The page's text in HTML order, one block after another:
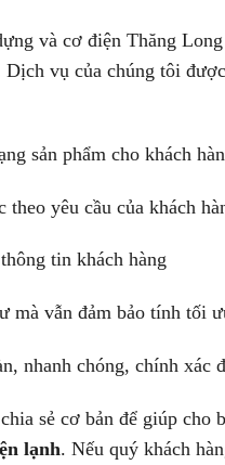
và cơ điện Thăng Long
vụ của chúng tôi
sản phẩm cho khách
yêu cầu của khách
tin khách hàng
vẫn đảm bảo tính tối
chóng, chính xác
sẻ cơ bản để giúp cho
lạnh. Nếu quý khách